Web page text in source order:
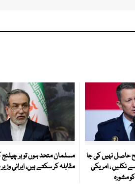
حاصل نہیں کی جا
نکلیں ، امریکی
مشورہ
مسلمان متحد ہوں تو ہر
مقابلہ کر سکتے ہیں، ایرانی